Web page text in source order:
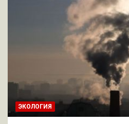
ЭКОЛОГИЯ